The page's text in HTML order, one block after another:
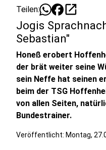
Teilen: open_in_new
Jogis
Sebastian"
Honeß erobert
der brät weiter seine
sein Neffe hat seinen
beim der TSG
von allen Seiten,
Bundestrainer.
Veröffentlicht: Montag,